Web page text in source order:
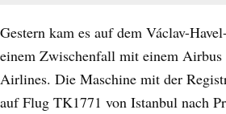
Gestern kam es auf dem Václav-
einem Zwischenfall mit einem Airbus
Airlines. Die Maschine mit der
auf Flug TK1771 von Istanbul nach